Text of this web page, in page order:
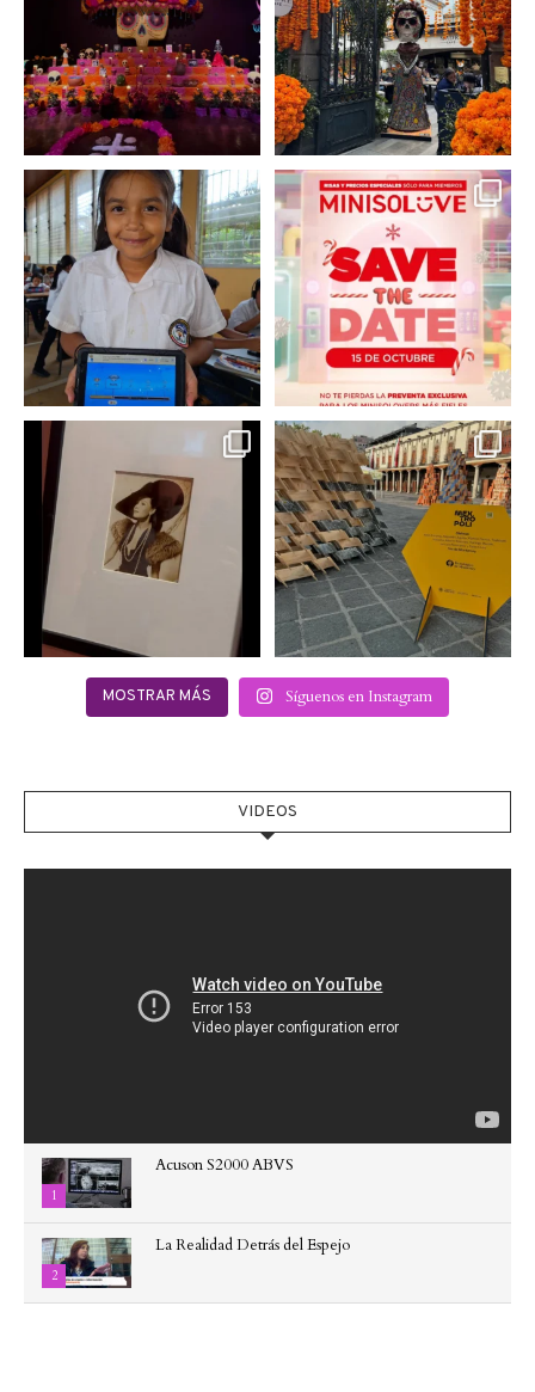
2 0 2 0
En un contexto donde
muchas niñas y
adolescentes...
0 0
La temporada navideña
llegó a @minisomexico...
2 0
Hoy sábado 28 de
septiembre se inauguró
en...
2 0
Este fin de semana no te
pierdas @mextropoli, el...
2 0
MOSTRAR MÁS Síguenos en Instagram
VIDEOS
1
Acuson S2000 ABVS
2
La Realidad Detrás del Espejo